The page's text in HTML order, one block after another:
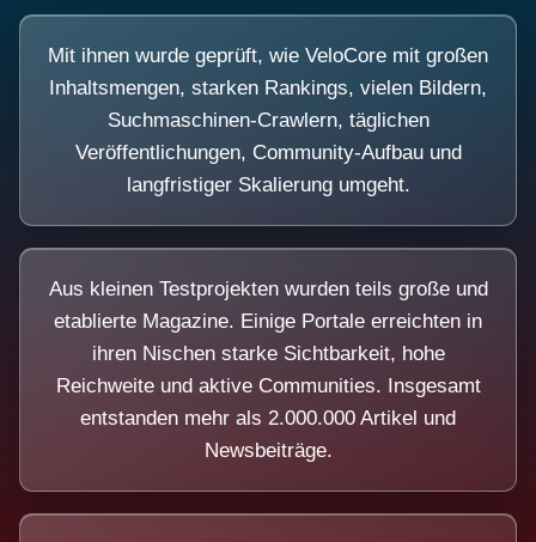
Mit ihnen wurde geprüft, wie VeloCore mit großen
Inhaltsmengen, starken Rankings, vielen Bildern,
Suchmaschinen-Crawlern, täglichen
Veröffentlichungen, Community-Aufbau und
langfristiger Skalierung umgeht.
Aus kleinen Testprojekten wurden teils große und
etablierte Magazine. Einige Portale erreichten in
ihren Nischen starke Sichtbarkeit, hohe
Reichweite und aktive Communities. Insgesamt
entstanden mehr als 2.000.000 Artikel und
Newsbeiträge.